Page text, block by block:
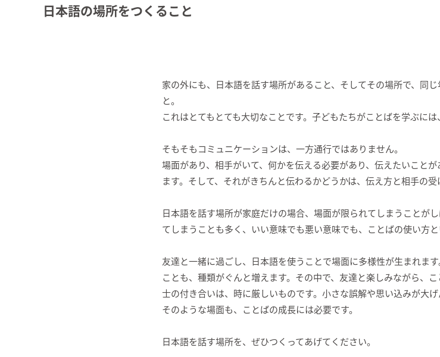
日本語の場所をつくること
家の外にも、日本語を話す場所があること、そしてその場所で、同
と。
これはとてもとても大切なことです。子どもたちがことばを学ぶには
そもそもコミュニケーションは、一方通行ではありません。
場面があり、相手がいて、何かを伝える必要があり、伝えたいこと
ます。そして、それがきちんと伝わるかどうかは、伝え方と相手の受
日本語を話す場所が家庭だけの場合、場面が限られてしまうことが
てしまうことも多く、いい意味でも悪い意味でも、ことばの使い方
友達と一緒に過ごし、日本語を使うことで場面に多様性が生まれま
ことも、種類がぐんと増えます。その中で、友達と楽しみながら、
士の付き合いは、時に厳しいものです。小さな誤解や思い込みが大
そのような場面も、ことばの成長には必要です。
日本語を話す場所を、ぜひつくってあげてください。